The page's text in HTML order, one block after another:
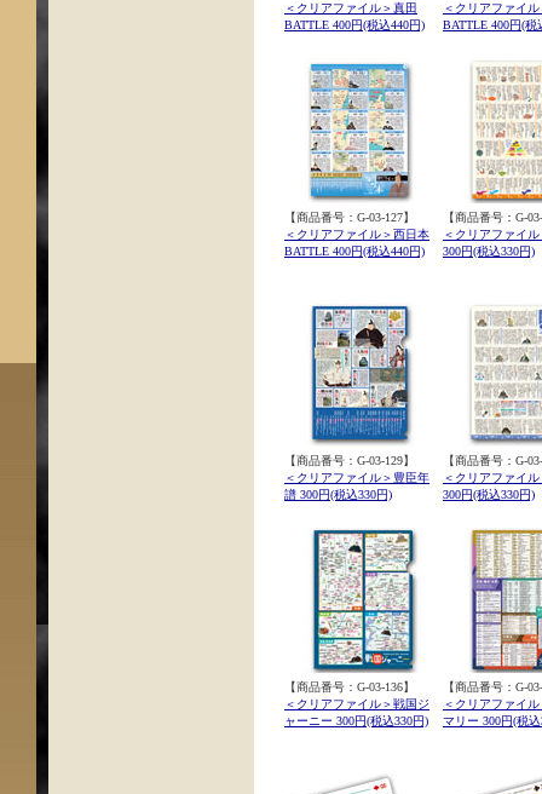
＜クリアファイル＞真田
BATTLE 400円(税込440円)
＜クリアファイ
BATTLE 400円(税
【商品番号：G-03-127】
＜クリアファイル＞西日本
BATTLE 400円(税込440円)
【商品番号：G-
＜クリアファイ
300円(税込330円)
【商品番号：G-03-129】
＜クリアファイル＞豊臣年
譜 300円(税込330円)
【商品番号：G-
＜クリアファイ
300円(税込330円)
【商品番号：G-03-136】
＜クリアファイル＞戦国ジ
ャーニー 300円(税込330円)
【商品番号：G-
＜クリアファイ
マリー 300円(税込